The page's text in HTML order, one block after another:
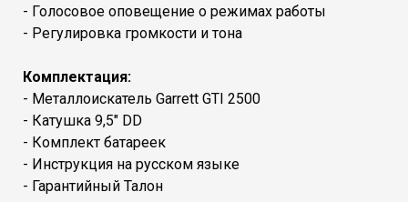
- Голосовое оповещение о режимах работы
- Регулировка громкости и тона
Комплектация:
- Металлоискатель Garrett GTI 2500
- Катушка 9,5″ DD
- Комплект батареек
- Инструкция на русском языке
- Гарантийный Талон